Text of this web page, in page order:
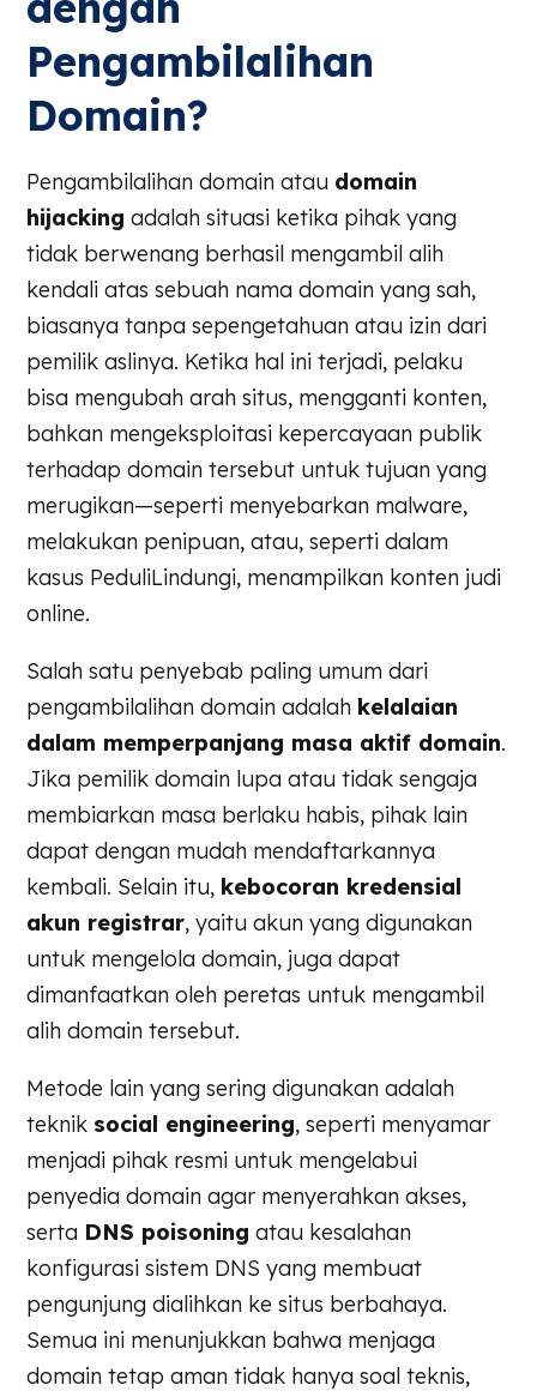
Pengambilalihan
Domain?
Pengambilalihan domain atau domain
hijacking adalah situasi ketika pihak yang
tidak berwenang berhasil mengambil alih
kendali atas sebuah nama domain yang sah,
biasanya tanpa sepengetahuan atau izin dari
pemilik aslinya. Ketika hal ini terjadi, pelaku
bisa mengubah arah situs, mengganti konten,
bahkan mengeksploitasi kepercayaan publik
terhadap domain tersebut untuk tujuan yang
merugikan—seperti menyebarkan malware,
melakukan penipuan, atau, seperti dalam
kasus PeduliLindungi, menampilkan konten judi
online.
Salah satu penyebab paling umum dari
pengambilalihan domain adalah kelalaian
dalam memperpanjang masa aktif domain.
Jika pemilik domain lupa atau tidak sengaja
membiarkan masa berlaku habis, pihak lain
dapat dengan mudah mendaftarkannya
kembali. Selain itu, kebocoran kredensial
akun registrar, yaitu akun yang digunakan
untuk mengelola domain, juga dapat
dimanfaatkan oleh peretas untuk mengambil
alih domain tersebut.
Metode lain yang sering digunakan adalah
teknik social engineering, seperti menyamar
menjadi pihak resmi untuk mengelabui
penyedia domain agar menyerahkan akses,
serta DNS poisoning atau kesalahan
konfigurasi sistem DNS yang membuat
pengunjung dialihkan ke situs berbahaya.
Semua ini menunjukkan bahwa menjaga
domain tetap aman tidak hanya soal teknis,